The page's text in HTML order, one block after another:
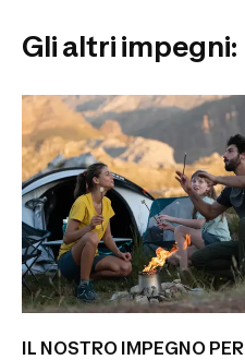
Gli altri impegni:
IL NOSTRO IMPEGNO PER